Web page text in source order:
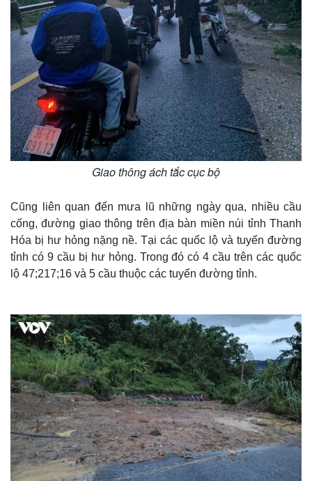
Thế giới
Multimedia
Giao thông ách tắc cục bộ
Cũng liên quan đến mưa lũ những ngày qua, nhiều cầu
cống, đường giao thông trên địa bàn miền núi tỉnh Thanh
Hóa bị hư hỏng nặng nề. Tại các quốc lộ và tuyến đường
tỉnh có 9 cầu bị hư hỏng. Trong đó có 4 cầu trên các quốc
lộ 47;217;16 và 5 cầu thuộc các tuyến đường tỉnh.